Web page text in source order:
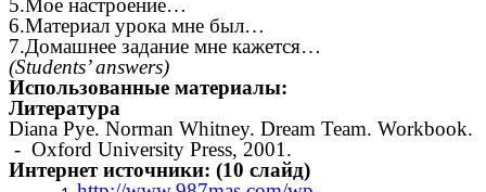
5.Мое настроение…
6.Материал урока мне был…
7.Домашнее задание мне кажется…
(Students’ answers)
Использованные материалы:
Литература
Diana Pye. Norman Whitney. Dream Team. Workbook.
- Oxford University Press, 2001.
Интернет источники: (10 слайд)